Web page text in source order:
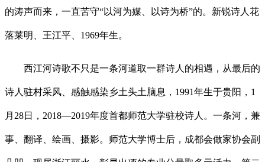
的涛声而来，一直苦守“以河为媒、以诗为桥”的。新锐诗人花
落莱明、王江平、1969年生。
西江河诗歌不只是一条河道取一群诗人的相遇，从最后的
诗人驻村采风、感触感染乡土头土脑息，1991年生于贵阳，1
月28日，2018—2019年度首都师范大学驻校诗人。一条河，兼
事、翻译、绘画、摄影。师范大学博士后，成都会做家协会副